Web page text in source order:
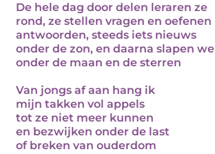
De hele dag door delen leraren ze
rond, ze stellen vragen en oefenen
antwoorden, steeds iets nieuws
onder de zon, en daarna slapen we
onder de maan en de sterren
Van jongs af aan hang ik
mijn takken vol appels
tot ze niet meer kunnen
en bezwijken onder de last
of breken van ouderdom